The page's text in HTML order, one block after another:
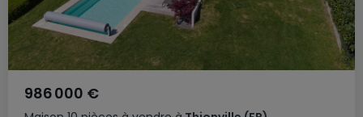
986 000 €